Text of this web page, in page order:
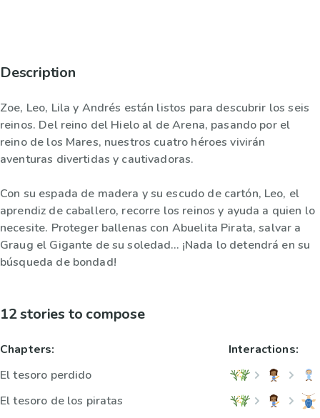
Description
Zoe, Leo, Lila y Andrés están listos para descubrir los seis
reinos. Del reino del Hielo al de Arena, pasando por el
reino de los Mares, nuestros cuatro héroes vivirán
aventuras divertidas y cautivadoras.
Con su espada de madera y su escudo de cartón, Leo, el
aprendiz de caballero, recorre los reinos y ayuda a quien lo
necesite. Proteger ballenas con Abuelita Pirata, salvar a
Graug el Gigante de su soledad… ¡Nada lo detendrá en su
búsqueda de bondad!
12 stories to compose
Chapters:
El tesoro perdido
El tesoro de los piratas
Interactions: